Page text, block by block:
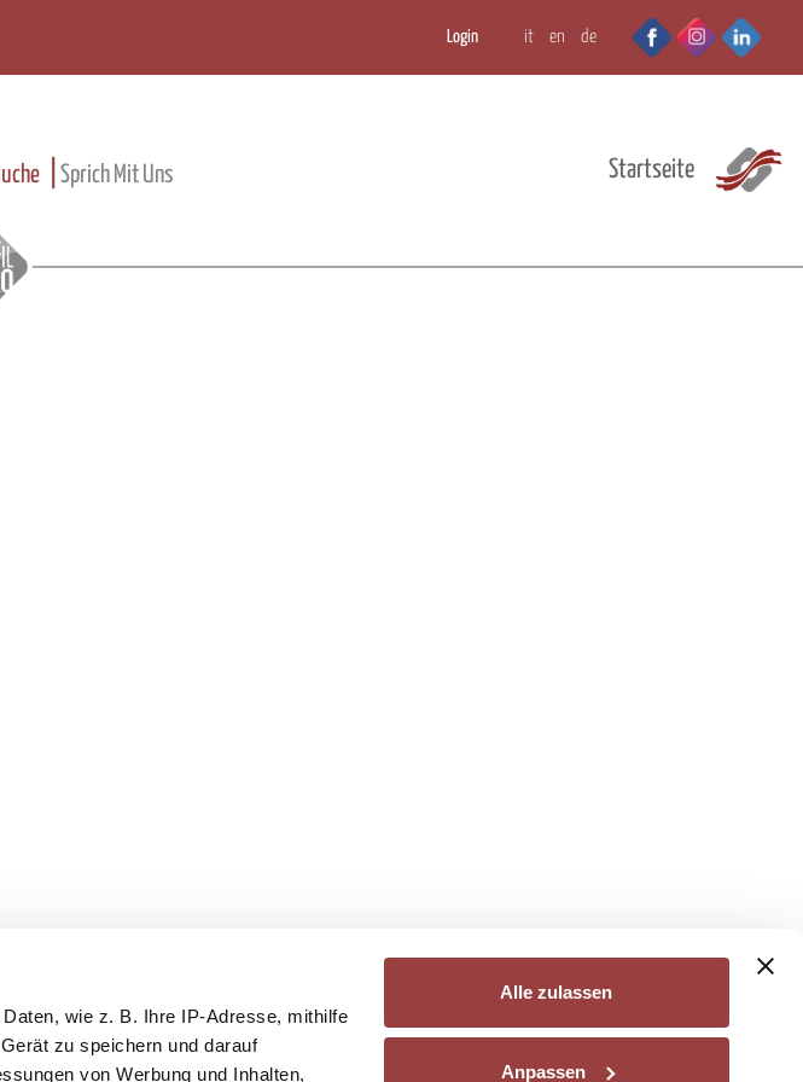
wie z. B. Ihre IP-Adresse, mithilfe
zu speichern und darauf
von Werbung und Inhalten,
Alle zulassen
Anpassen
Login it en de
Sprich Mit Uns Startseite